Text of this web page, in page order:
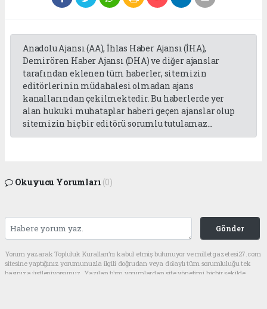
Anadolu Ajansı (AA), İhlas Haber Ajansı (İHA),
Demirören Haber Ajansı (DHA) ve diğer ajanslar
tarafından eklenen tüm haberler, sitemizin
editörlerinin müdahalesi olmadan ajans
kanallarından çekilmektedir. Bu haberlerde yer
alan hukuki muhataplar haberi geçen ajanslar olup
sitemizin hiç bir editörü sorumlu tutulamaz...
Okuyucu Yorumları (0)
Gönder
Yorum yazarak Topluluk Kuralları’nı kabul etmiş bulunuyor ve milletgazetesi27.com
sitesine yaptığınız yorumunuzla ilgili doğrudan veya dolaylı tüm sorumluluğu tek
başınıza üstleniyorsunuz. Yazılan tüm yorumlardan site yönetimi hiçbir şekilde